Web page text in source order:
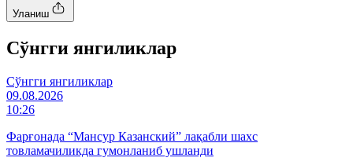
Уланиш
Cўнгги янгиликлар
Cўнгги янгиликлар
09.08.2026
10:26
Фарғонада “Мансур Казанский” лақабли шахс
товламачиликда гумонланиб ушланди